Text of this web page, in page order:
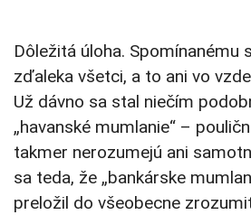
Dôležitá úloha. Spomínanému
zďaleka všetci, a to ani vo
Už dávno sa stal niečím
„havanské mumlanie“ –
takmer nerozumejú ani
sa teda, že „bankárske
preložil do všeobecne